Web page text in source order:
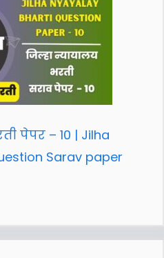
पेपर – 10 | Jilha
Sarav paper